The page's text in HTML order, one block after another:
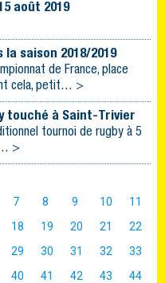
août 2019
saison 2018/2019
de France, place
cela, petit… >
touché à Saint-Trivier
tournoi de rugby à 5
>
7 8 9 10
11
18 19 20 21
22
29 30 31 32
33
40 41 42 43
44